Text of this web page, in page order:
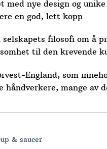
nye design og
en god, lett kopp.
filosofi om å
til den krevende
England, som
mange av
& saucer